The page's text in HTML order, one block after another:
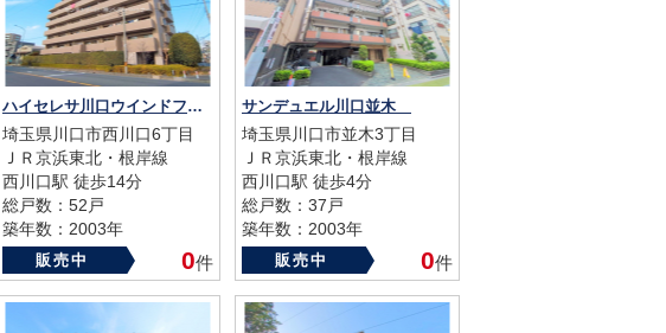
ハイセレサ川口ウインドフロウ
埼玉県川口市西川口6丁目
ＪＲ京浜東北・根岸線
西川口駅 徒歩14分
総戸数：52戸
築年数：2003年
販売中 0件
サンデュエル川口並木
埼玉県川口市並木3丁目
ＪＲ京浜東北・根岸線
西川口駅 徒歩4分
総戸数：37戸
築年数：2003年
販売中 0件